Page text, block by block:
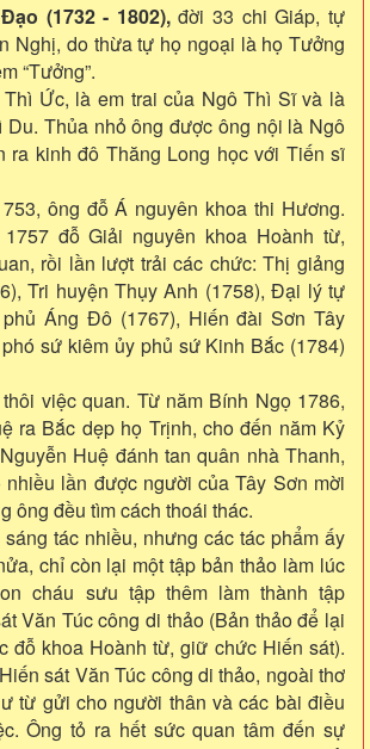
(1732 - 1802),đời 33 chi Giáp, tự
Nghị, do thừa tự họ ngoại là họ Tưởng
“Tưởng”.
Ức, là em trai của Ngô Thì Sĩ và là
Du. Thủa nhỏ ông được ông nội là Ngô
ra kinh đô Thăng Long học với Tiến sĩ
ông đỗ Á nguyên khoa thi Hương.
đỗ Giải nguyên khoa Hoành từ,
rồi lần lượt trải các chức: Thị giảng
Tri huyện Thụy Anh (1758), Đại lý tự
Áng Đô (1767), Hiến đài Sơn Tây
sứ kiêm ủy phủ sứ Kinh Bắc (1784)
việc quan. Từ năm Bính Ngọ 1786,
ra Bắc dẹp họ Trịnh, cho đến năm Kỷ
Huệ đánh tan quân nhà Thanh,
lần được người của Tây Sơn mời
ông đều tìm cách thoái thác.
tác nhiều, nhưng các tác phẩm ấy
chỉ còn lại một tập bản thảo làm lúc
cháu sưu tập thêm làm thành tập
Văn Túc công di thảo (Bản thảo để lại
đỗ khoa Hoành từ, giữ chức Hiến sát).
sát Văn Túc công di thảo, ngoài thơ
từ gửi cho người thân và các bài điều
Ông tỏ ra hết sức quan tâm đến sự